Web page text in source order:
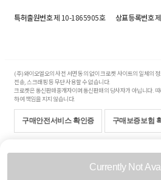
Currently Not
특허출원번호제 10-1865905호 상표등록번호
(주)와이오엘오의 사전 서면 동의 없이 크로켓 사이트의 일체의
전송, 스크래핑 등 무단 사용할 수 없습니다.
크로켓은 통신판매중개자이며 통신판매의 당사자가 아닙니다.
하여 책임을 지지 않습니다.
구매안전서비스 확인증 구매보증보험